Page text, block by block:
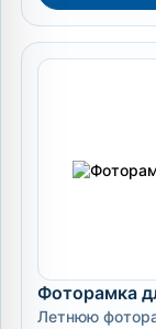
Фоторамка
Летнюю